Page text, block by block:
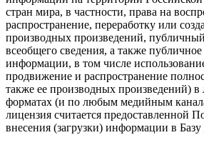
стран мира, в частности, права на
распространение, переработку или
производных произведений,
всеобщего сведения, а также
информации, в том числе
продвижение и распространение
также ее производных произведений)
форматах (и по любым медийным
лицензия считается предоставленной
внесения (загрузки) информации в